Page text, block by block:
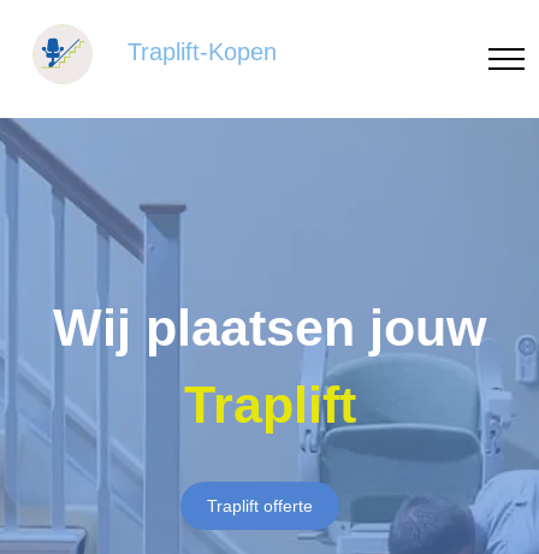
Traplift-Kopen
Wij plaatsen jouw
Traplift
Traplift offerte